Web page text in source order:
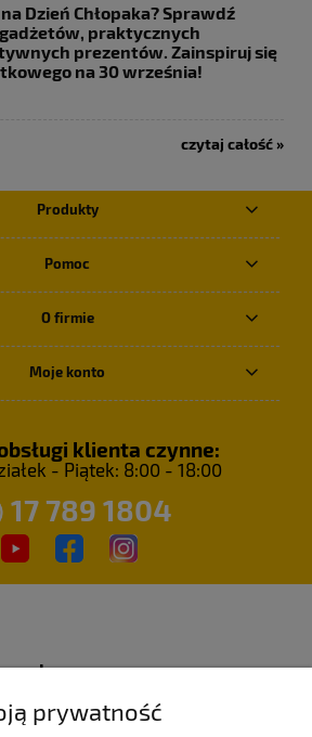
Dzień Chłopaka? Sprawdź
praktycznych
prezentów. Zainspiruj się
na 30 września!
czytaj całość »
Produkty
Pomoc
O firmie
Moje konto
klienta czynne:
- Piątek: 8:00 - 18:00
17 789 1804
zakupy
prywatność